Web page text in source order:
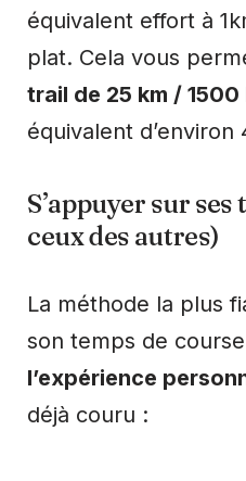
équivalent effort à
plat. Cela vous
trail de 25 km / 1500
équivalent
S’appuyer sur ses
ceux des autres)
La méthode la plus
son temps de
l’expérience
déjà couru :